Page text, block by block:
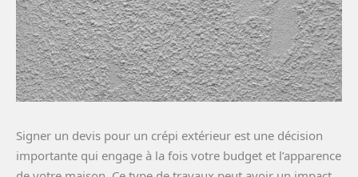
Signer un devis pour un crépi extérieur est une décision
importante qui engage à la fois votre budget et l’apparence